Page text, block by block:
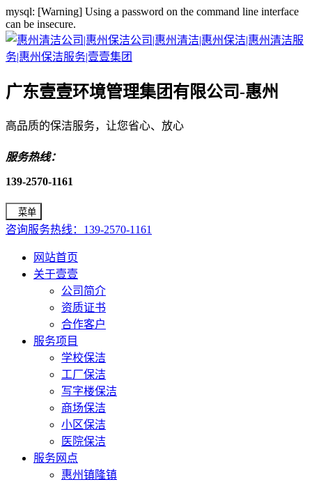
mysql: [Warning] Using a password on the command line interface
can be insecure.
广东壹壹环境管理集团有限公司-惠州
高品质的保洁服务，让您省心、放心
服务热线：
139-2570-1161
菜单
咨询服务热线：139-2570-1161
网站首页
关于壹壹
公司简介
资质证书
合作客户
服务项目
学校保洁
工厂保洁
写字楼保洁
商场保洁
小区保洁
医院保洁
服务网点
惠州镇隆镇